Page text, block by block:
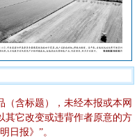
（含标题），未经本报或本网
其它改变或违背作者原意的方
日报》”。